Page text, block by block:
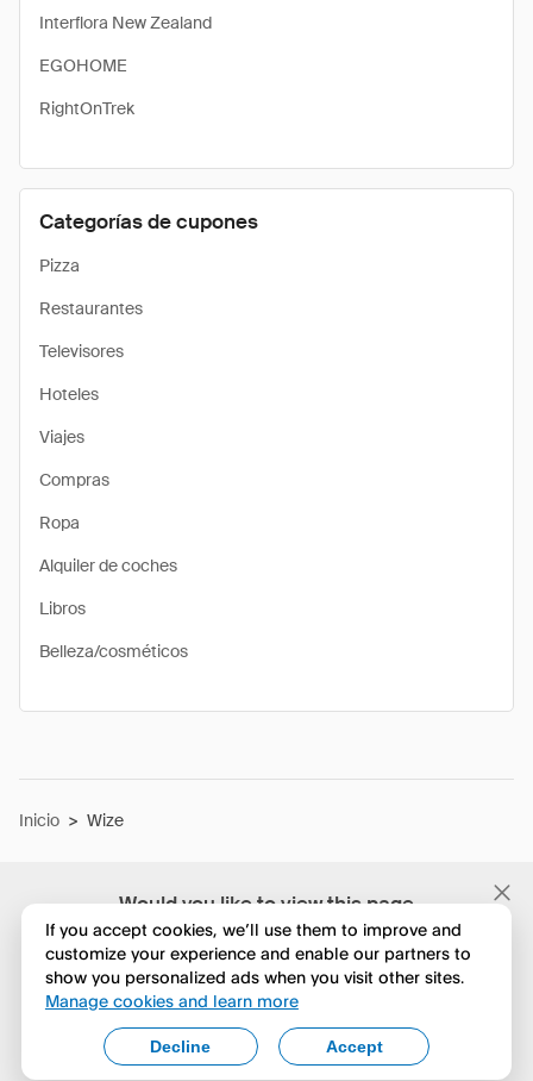
Would you like to view this page
in English?
No, seguir navegando
Yes, change to English
Interflora New Zealand
EGOHOME
RightOnTrek
Categorías de cupones
Pizza
Restaurantes
Televisores
Hoteles
Viajes
Compras
Ropa
Alquiler de coches
Libros
Belleza/cosméticos
Inicio > Wize
If you accept cookies, we’ll use them to improve and
customize your experience and enable our partners to
show you personalized ads when you visit other sites.
Manage cookies and learn more
Accept
Decline